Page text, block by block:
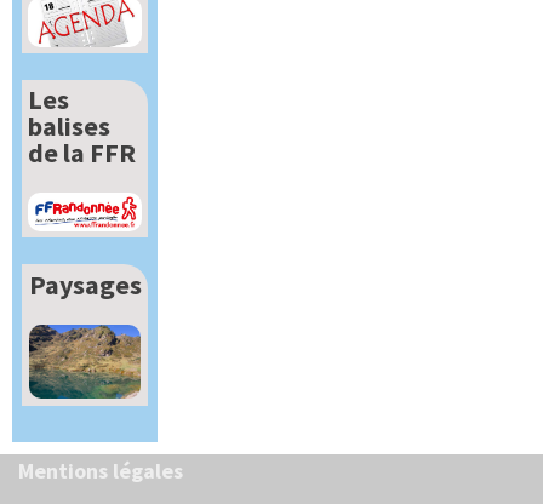
Les
balises
de la FFR
Paysages
Mentions légales